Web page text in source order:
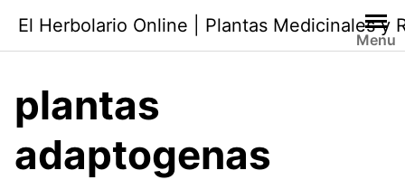
contenido
El Herbolario Online | Plantas Medicinales y
Menu
plantas
adaptogenas